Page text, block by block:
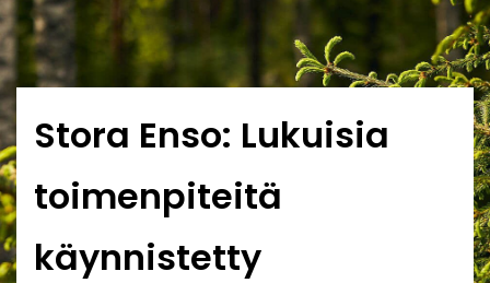
Stora Enso: Lukuisia
toimenpiteitä
käynnistetty